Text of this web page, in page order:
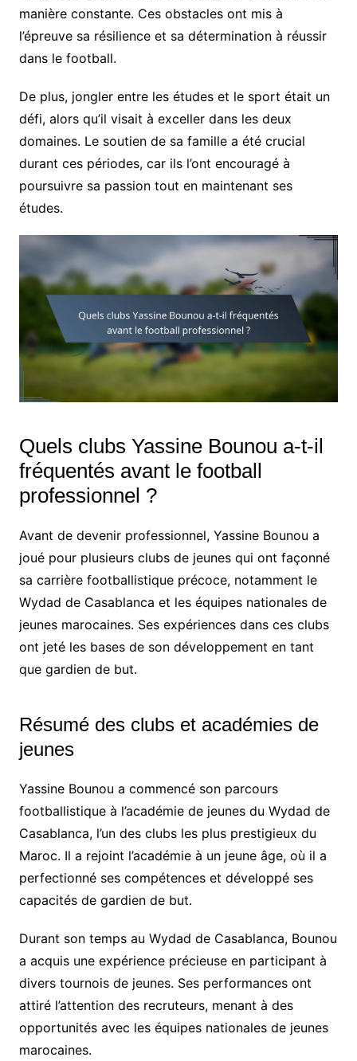
manière constante. Ces obstacles ont mis à
l’épreuve sa résilience et sa détermination à réussir
dans le football.
De plus, jongler entre les études et le sport était un
défi, alors qu’il visait à exceller dans les deux
domaines. Le soutien de sa famille a été crucial
durant ces périodes, car ils l’ont encouragé à
poursuivre sa passion tout en maintenant ses
études.
Quels clubs Yassine Bounou a-t-il
fréquentés avant le football
professionnel ?
Avant de devenir professionnel, Yassine Bounou a
joué pour plusieurs clubs de jeunes qui ont façonné
sa carrière footballistique précoce, notamment le
Wydad de Casablanca et les équipes nationales de
jeunes marocaines. Ses expériences dans ces clubs
ont jeté les bases de son développement en tant
que gardien de but.
Résumé des clubs et académies de
jeunes
Yassine Bounou a commencé son parcours
footballistique à l’académie de jeunes du Wydad de
Casablanca, l’un des clubs les plus prestigieux du
Maroc. Il a rejoint l’académie à un jeune âge, où il a
perfectionné ses compétences et développé ses
capacités de gardien de but.
Durant son temps au Wydad de Casablanca, Bounou
a acquis une expérience précieuse en participant à
divers tournois de jeunes. Ses performances ont
attiré l’attention des recruteurs, menant à des
opportunités avec les équipes nationales de jeunes
marocaines.